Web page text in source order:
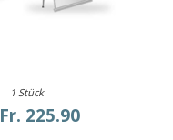
1 Stück
Fr. 225.90